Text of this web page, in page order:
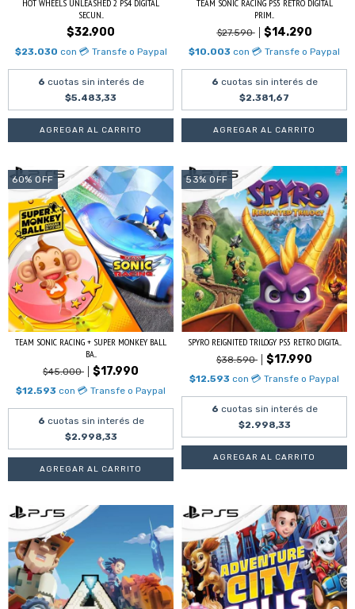
HOT WHEELS UNLEASHED 2 PS4 DIGITAL
SECUN...
$32.900
$23.030 con 💳 Transfe o Paypal
6 cuotas sin interés de
$5.483,33
TEAM SONIC RACING PS5 RETRO DIGITAL
PRIM...
$27.590 $14.290
$10.003 con 💳 Transfe o Paypal
6 cuotas sin interés de
$2.381,67
60% OFF
TEAM SONIC RACING + SUPER MONKEY BALL
BA...
$45.000 $17.990
$12.593 con 💳 Transfe o Paypal
6 cuotas sin interés de
$2.998,33
53% OFF
SPYRO REIGNITED TRILOGY PS5 RETRO DIGITA...
$38.590 $17.990
$12.593 con 💳 Transfe o Paypal
6 cuotas sin interés de
$2.998,33